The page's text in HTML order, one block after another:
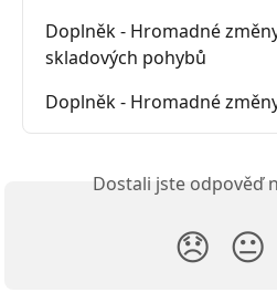
Doplněk - Hromadné
skladových pohybů
Doplněk - Hromadné
Dostali jste odpověď
😞 😐